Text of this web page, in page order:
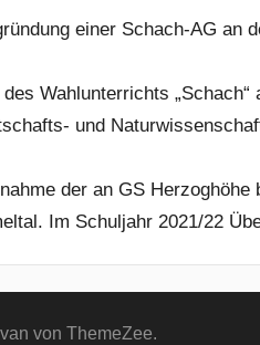
einer Schach-AG an
Wahlunterrichts
und
der an GS
Im Schuljahr 2021/22
von ThemeZee.